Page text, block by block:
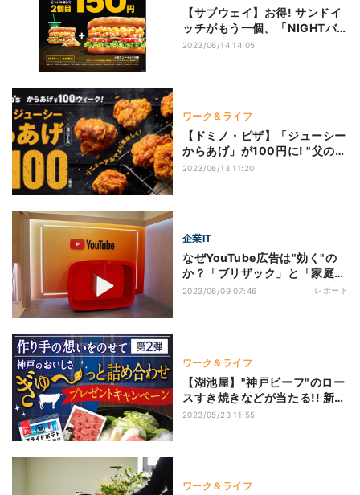
【サブウェイ】お得! サンドイ
ッチがもう一個。「NIGHTバ
リュー」1周年記念キャンペー
2023/06/14 14:05
ワーク＆ライフ
【ドミノ・ピザ】「ジューシー
からあげ」が100円に! "父の
日"におすすめキャンペーン
2023/06/13 11:20
企業IT
なぜYouTube広告は"効く"の
か？「ブリザック」と「家庭教
師のトライ」に学ぶ
2023/06/09 07:46 レポート
ワーク＆ライフ
【湖池屋】"神戸ビーフ"のロー
スすき焼きなどが当たる!! 新商
品発売キャンペーン
2023/05/23 11:55
ワーク＆ライフ